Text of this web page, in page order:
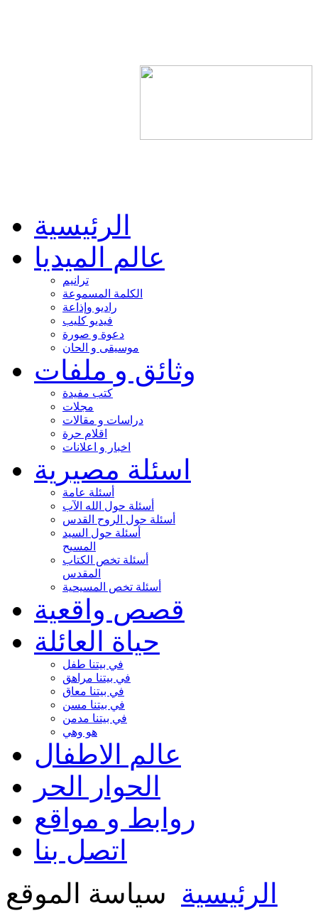
الرئيسية
عالم الميديا
ترانيم
الكلمة المسموعة
راديو وإذاعة
فيديو كليب
دعوة و صورة
موسيقى و الحان
وثائق و ملفات
كتب مفيدة
مجلات
دراسات و مقالات
اقلام حرة
اخبار و اعلانات
اسئلة مصيرية
أسئلة عامة
أسئلة حول الله الآب
أسئلة حول الروح القدس
أسئلة حول السيد
المسيح
أسئلة تخص الكتاب
المقدس
أسئلة تخص المسيحية
قصص واقعية
حياة العائلة
في بيتنا طفل
في بيتنا مراهق
في بيتنا معاق
في بيتنا مسن
في بيتنا مدمن
هو وهي
عالم الاطفال
الحوار الحر
روابط و مواقع
اتصل بنا
الرئيسية سياسة الموقع